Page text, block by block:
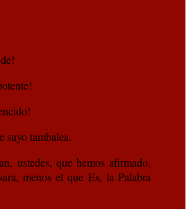
suyo tambalea.
ustedes, que hemos afirmado,
menos el que Es, la Palabra